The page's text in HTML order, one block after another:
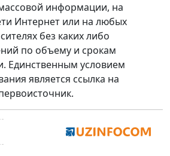
информации, на
Интернет или на любых
без каких либо
по объему и срокам
Единственным условием
является ссылка на